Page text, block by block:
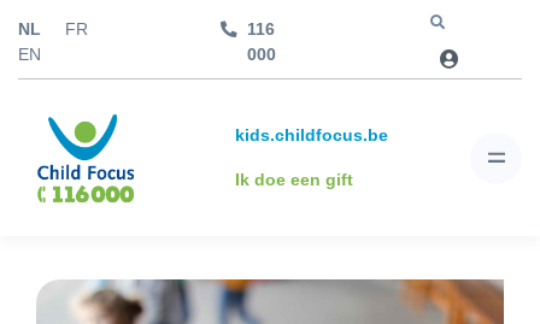
NL
FR
EN
116
000
kids.childfocus.be
Ik doe een gift